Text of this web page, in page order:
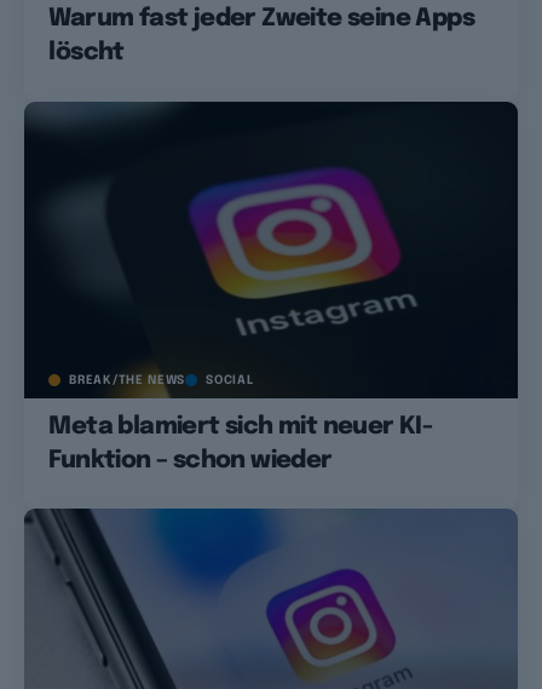
Warum fast jeder Zweite seine Apps
löscht
BREAK/THE NEWS SOCIAL
Meta blamiert sich mit neuer KI-
Funktion – schon wieder